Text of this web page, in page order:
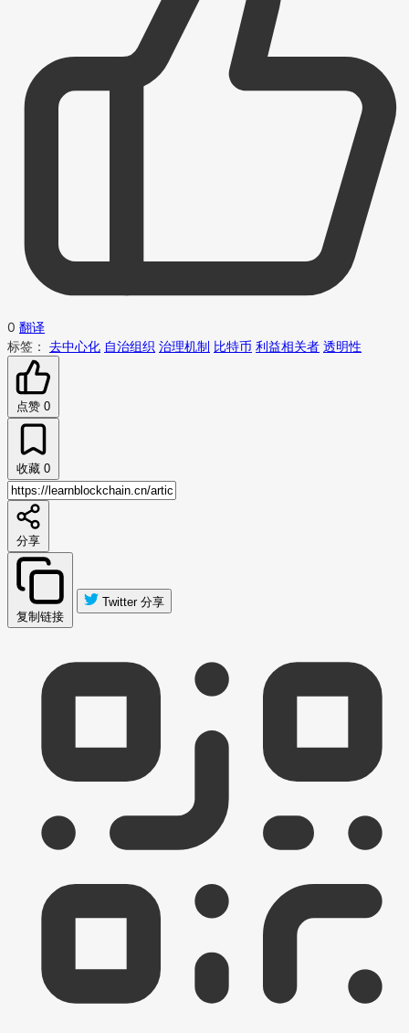
0 翻译
标签： 去中心化 自治组织 治理机制 比特币 利益相关者 透明性
点赞 0
收藏 0
分享
复制链接
Twitter 分享